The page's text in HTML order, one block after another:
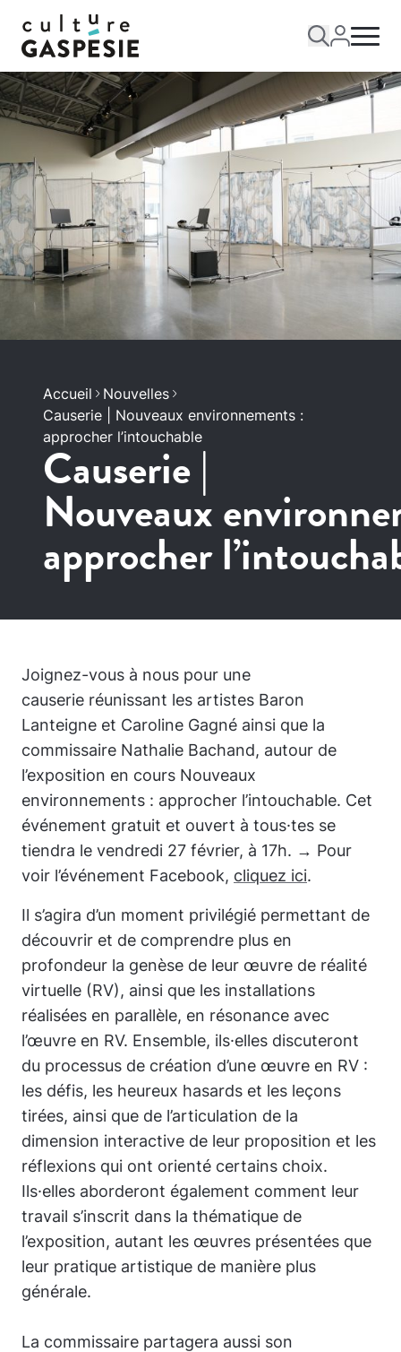
Accueil
Nouvelles
Causerie | Nouveaux environnements :
approcher l’intouchable
Causerie |
Nouveaux
approcher
Joignez-vous à nous pour une
causerie réunissant les artistes Baron
Lanteigne et Caroline Gagné ainsi que la
commissaire Nathalie Bachand, autour de
l’exposition en cours Nouveaux
environnements : approcher l’intouchable. Cet
événement gratuit et ouvert à tous·tes se
tiendra le vendredi 27 février, à 17h. → Pour
voir l’événement Facebook, cliquez ici.
Il s’agira d’un moment privilégié permettant de
découvrir et de comprendre plus en
profondeur la genèse de leur œuvre de réalité
virtuelle (RV), ainsi que les installations
réalisées en parallèle, en résonance avec
l’œuvre en RV. Ensemble, ils·elles discuteront
du processus de création d’une œuvre en RV :
les défis, les heureux hasards et les leçons
tirées, ainsi que de l’articulation de la
dimension interactive de leur proposition et les
réflexions qui ont orienté certains choix.
Ils·elles aborderont également comment leur
travail s’inscrit dans la thématique de
l’exposition, autant les œuvres présentées que
leur pratique artistique de manière plus
générale.
La commissaire partagera aussi son